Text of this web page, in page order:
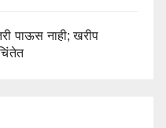
पाऊस नाही; खरीप